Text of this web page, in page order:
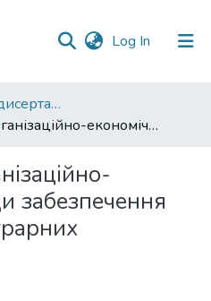
Log In (current)
Автореферати і дисертації
Організаційно-економічні засади забезпечення прибутковості аграрних підприємств
забезпечення